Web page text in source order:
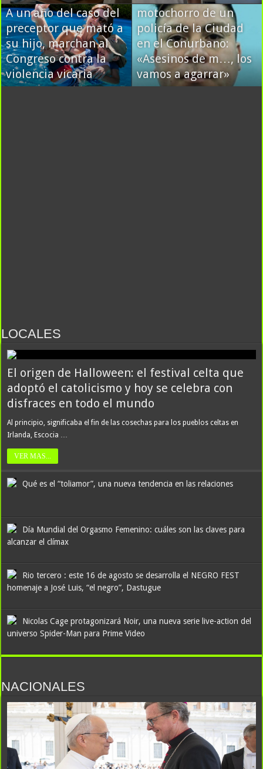
A un año del caso del
preceptor que mató a
su hijo, marchan al
Congreso contra la
violencia vicaria
motochorro de un
policía de la Ciudad
en el Conurbano:
«Asesinos de m…, los
vamos a agarrar»
LOCALES
El origen de Halloween: el festival celta que
adoptó el catolicismo y hoy se celebra con
disfraces en todo el mundo
Al principio, significaba el fin de las cosechas para los pueblos celtas en
Irlanda, Escocia …
VER MAS...
Qué es el “toliamor”, una nueva tendencia en las relaciones
Día Mundial del Orgasmo Femenino: cuáles son las claves para
alcanzar el clímax
Rio tercero : este 16 de agosto se desarrolla el NEGRO FEST
homenaje a José Luis, “el negro”, Dastugue
Nicolas Cage protagonizará Noir, una nueva serie live-action del
universo Spider-Man para Prime Video
NACIONALES